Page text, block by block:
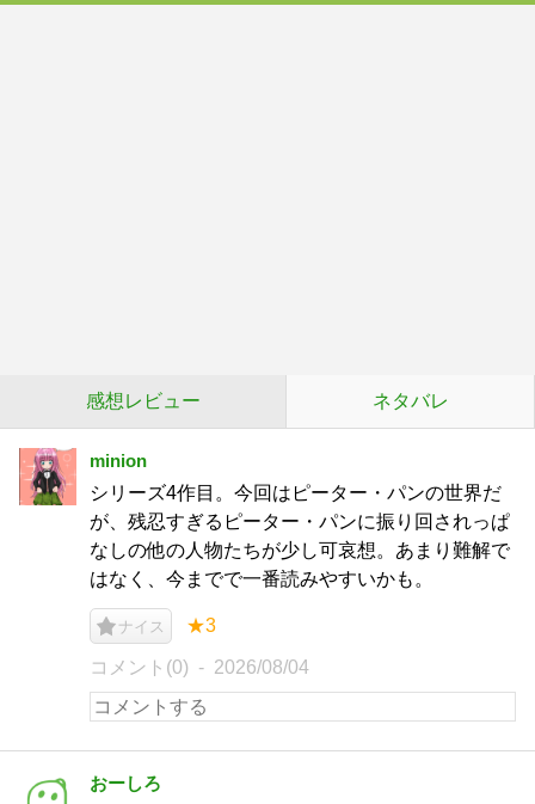
感想レビュー ネタバレ
minion
シリーズ4作目。今回はピーター・パンの世界だ
が、残忍すぎるピーター・パンに振り回されっぱ
なしの他の人物たちが少し可哀想。あまり難解で
はなく、今までで一番読みやすいかも。
ナイス ★3
コメント(0) 2026/08/04
おーしろ